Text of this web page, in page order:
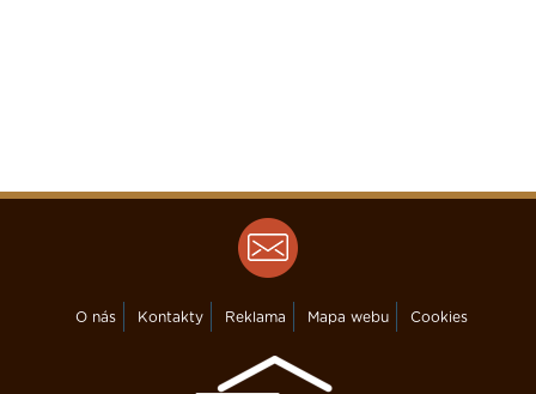
O nás Kontakty Reklama Mapa webu Cookies